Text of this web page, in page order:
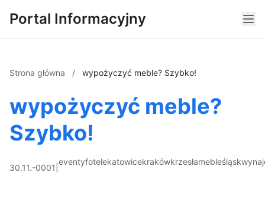
Portal Informacyjny
Strona główna / wypożyczyć meble? Szybko!
wypożyczyć meble?
Szybko!
30.11.-0001
eventyfotelekatowicekrakówkrzesłamebleśląsk